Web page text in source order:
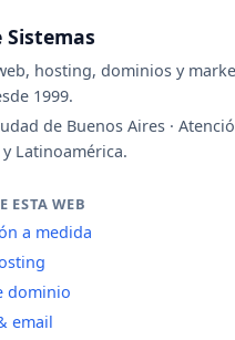
Sistemas
hosting, dominios y
1999.
de Buenos Aires ·
Latinoamérica.
ESTA WEB
a medida
dominio
email